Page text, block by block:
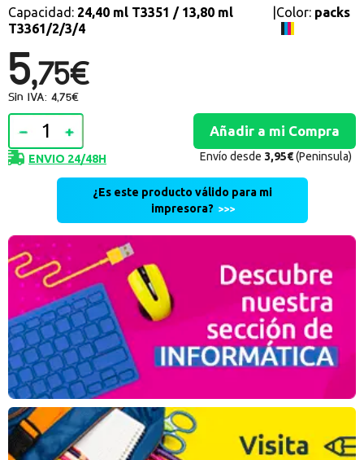
Capacidad: 24,40 ml T3351 / 13,80 ml
T3361/2/3/4
Color: packs
5,75€
Sin IVA: 4,75€
ENVIO 24/48H Envío desde 3,95€(Peninsula)
¿Es este producto válido para mi
impresora? >>>